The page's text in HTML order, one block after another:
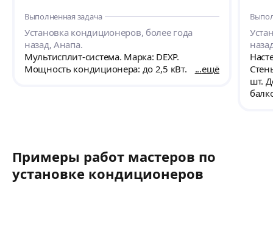
кондиционера. Проверили при нас агрегат
в работе. Дали рекомендации по его
эксплуатации. Заверили, что гарантируют
качество монтажа и в течение 12 месяцев,
если вылезут какие-то неполадки, устранят
их бесплатно. Кондиционер установлен на
Выполненная задача
Установка кондиционеров, более года
назад, Анапа.
Мультисплит-система. Марка: DEXP.
Мощность кондиционера: до 2,5 кВт.
ещё
шт.
Примеры работ мастеров по
установке кондиционеров